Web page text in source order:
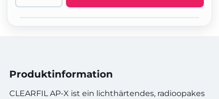
Produktinformation
CLEARFIL AP-X ist ein lichthärtendes, radioopakes